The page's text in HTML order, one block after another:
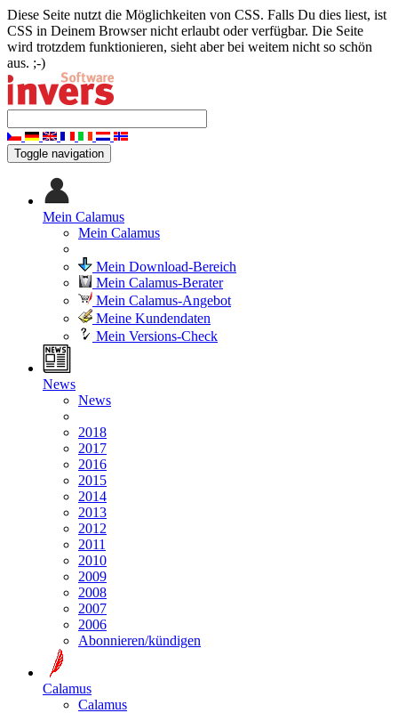
Diese Seite nutzt die Möglichkeiten von CSS. Falls Du dies liest, ist
CSS in Deinem Browser nicht erlaubt oder verfügbar. Die Seite
wird trotzdem funktionieren, sieht aber bei weitem nicht so schön
aus. ;-)
Toggle navigation
Mein Calamus
Mein Calamus
Mein Download-Bereich
Mein Calamus-Berater
Mein Calamus-Angebot
Meine Kundendaten
Mein Versions-Check
News
News
2018
2017
2016
2015
2014
2013
2012
2011
2010
2009
2008
2007
2006
Abonnieren/kündigen
Calamus
Calamus